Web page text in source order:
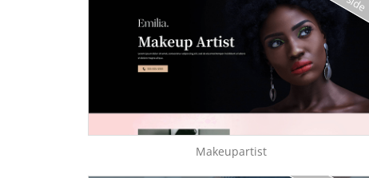
Makeupartist